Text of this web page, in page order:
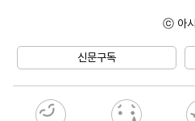
ⓒ 아시
신문구독